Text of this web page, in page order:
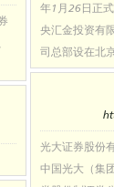
年1月26日正
央汇金投资有
司总部设在北
光大证券股份
中国光大（集